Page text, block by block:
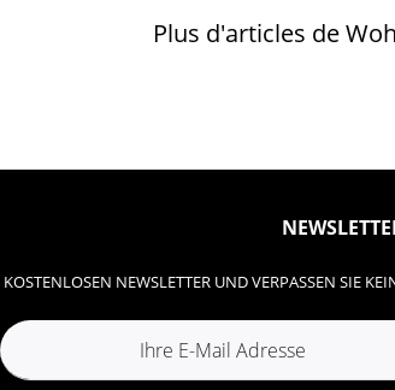
Plus d'articles de
NEWSLETTER UND VERPASSEN SIE